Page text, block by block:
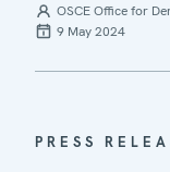
OSCE Office for
9 May 2024
PRESS